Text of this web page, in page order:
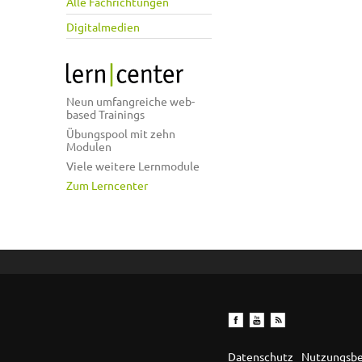
Digitalmedien
Neun umfangreiche web-
based Trainings
Übungspool mit zehn
Modulen
Viele weitere Lernmodule
Zum Lerncenter
Datenschutz